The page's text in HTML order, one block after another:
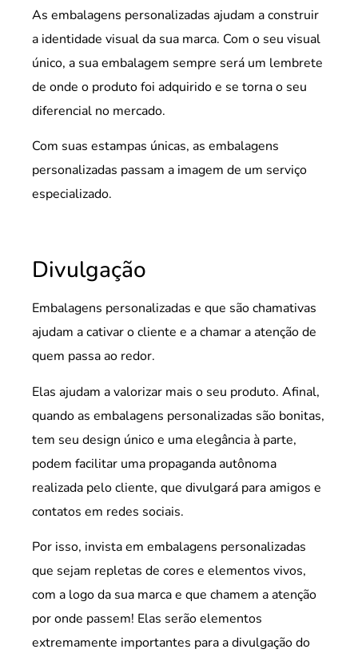
As embalagens personalizadas ajudam a construir
a identidade visual da sua marca. Com o seu visual
único, a sua embalagem sempre será um lembrete
de onde o produto foi adquirido e se torna o seu
diferencial no mercado.
Com suas estampas únicas, as embalagens
personalizadas passam a imagem de um serviço
especializado.
Divulgação
Embalagens personalizadas e que são chamativas
ajudam a cativar o cliente e a chamar a atenção de
quem passa ao redor.
Elas ajudam a valorizar mais o seu produto. Afinal,
quando as embalagens personalizadas são bonitas,
tem seu design único e uma elegância à parte,
podem facilitar uma propaganda autônoma
realizada pelo cliente, que divulgará para amigos e
contatos em redes sociais.
Por isso, invista em embalagens personalizadas
que sejam repletas de cores e elementos vivos,
com a logo da sua marca e que chamem a atenção
por onde passem! Elas serão elementos
extremamente importantes para a divulgação do